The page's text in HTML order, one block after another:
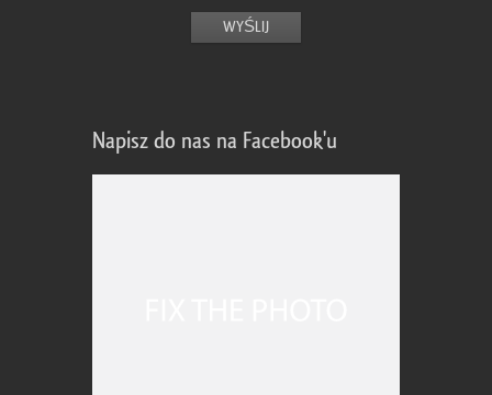
Napisz do nas na Facebook'u